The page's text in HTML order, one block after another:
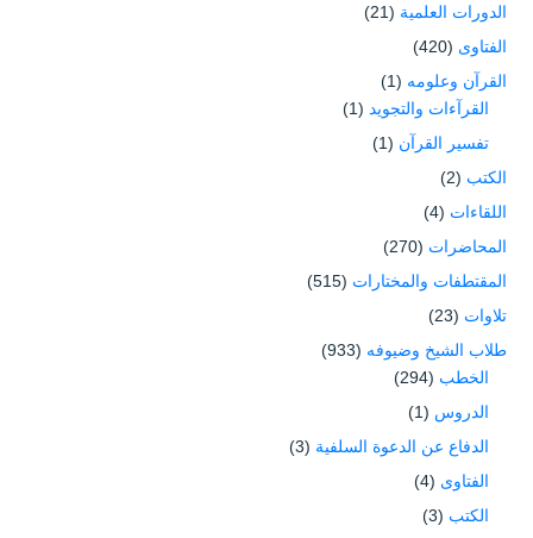
الدورات العلمية (21)
الفتاوى (420)
القرآن وعلومه (1)
القرآءات والتجويد (1)
تفسير القرآن (1)
الكتب (2)
اللقاءات (4)
المحاضرات (270)
المقتطفات والمختارات (515)
تلاوات (23)
طلاب الشيخ وضيوفه (933)
الخطب (294)
الدروس (1)
الدفاع عن الدعوة السلفية (3)
الفتاوى (4)
الكتب (3)